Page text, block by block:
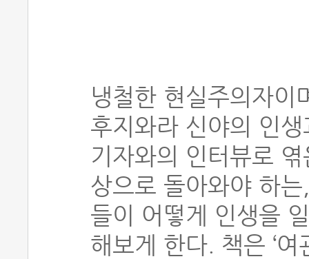
냉철한 현실주의자이
후지와라 신야의 인
기자와의 인터뷰로 엮
상으로 돌아와야 하
들이 어떻게 인생을
해보게 한다. 책은 ‘